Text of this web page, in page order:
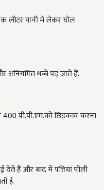
लीटर पानी में लेकर घोल
अनियमित धब्बे पड़ जाते हैं.
400 पी.पी.एम.को छिड़काव करना
देते हैं और बाद में पत्तियां पीली
है.